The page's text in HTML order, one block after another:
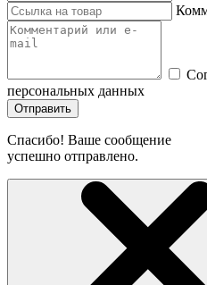
персональных данных
Отправить
Спасибо! Ваше сообщение
успешно отправлено.